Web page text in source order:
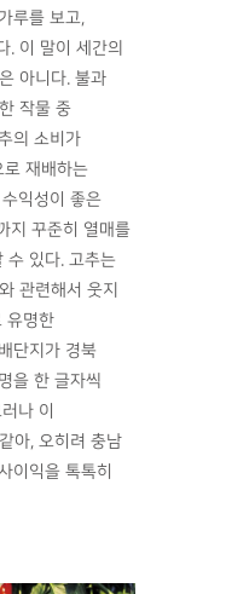
루를 보고,
. 이 말이 세간의
아니다. 불과
작물 중
의 소비가
로 재배하는
익성이 좋은
지 꾸준히 열매를
수 있다. 고추는
관련해서 웃지
유명한
단지가 경북
을 한 글자씩
나 이
아, 오히려 충남
이익을 톡톡히